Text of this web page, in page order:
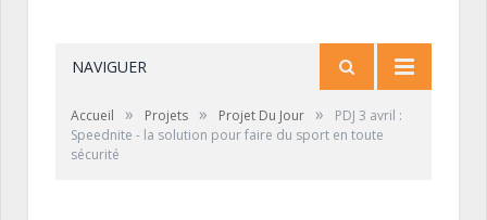
NAVIGUER
Accueil » Projets » Projet Du Jour »
PDJ 3 avril :
Speednite - la solution pour faire du sport en toute
sécurité